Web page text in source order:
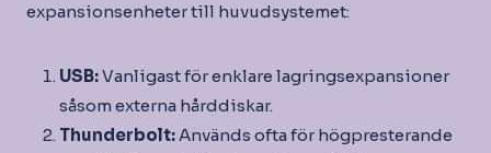
expansionsenheter till huvudsystemet:
USB:Vanligast för enklare lagringsexpansioner
såsom externa hårddiskar.
Thunderbolt:Används ofta för högpresterande